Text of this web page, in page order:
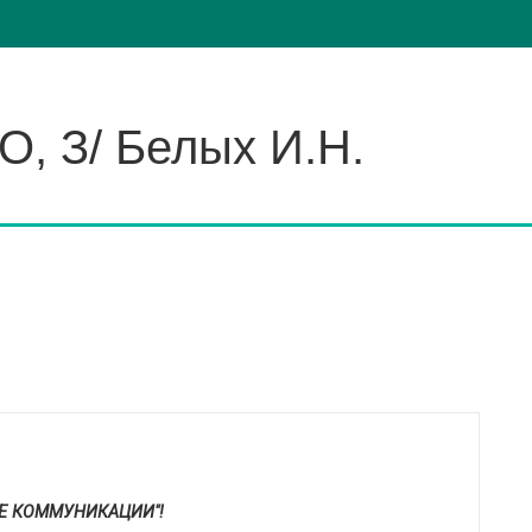
О, З/ Белых И.Н.
КОММУНИКАЦИИ"!